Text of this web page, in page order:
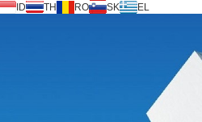
ID TH RO SK EL